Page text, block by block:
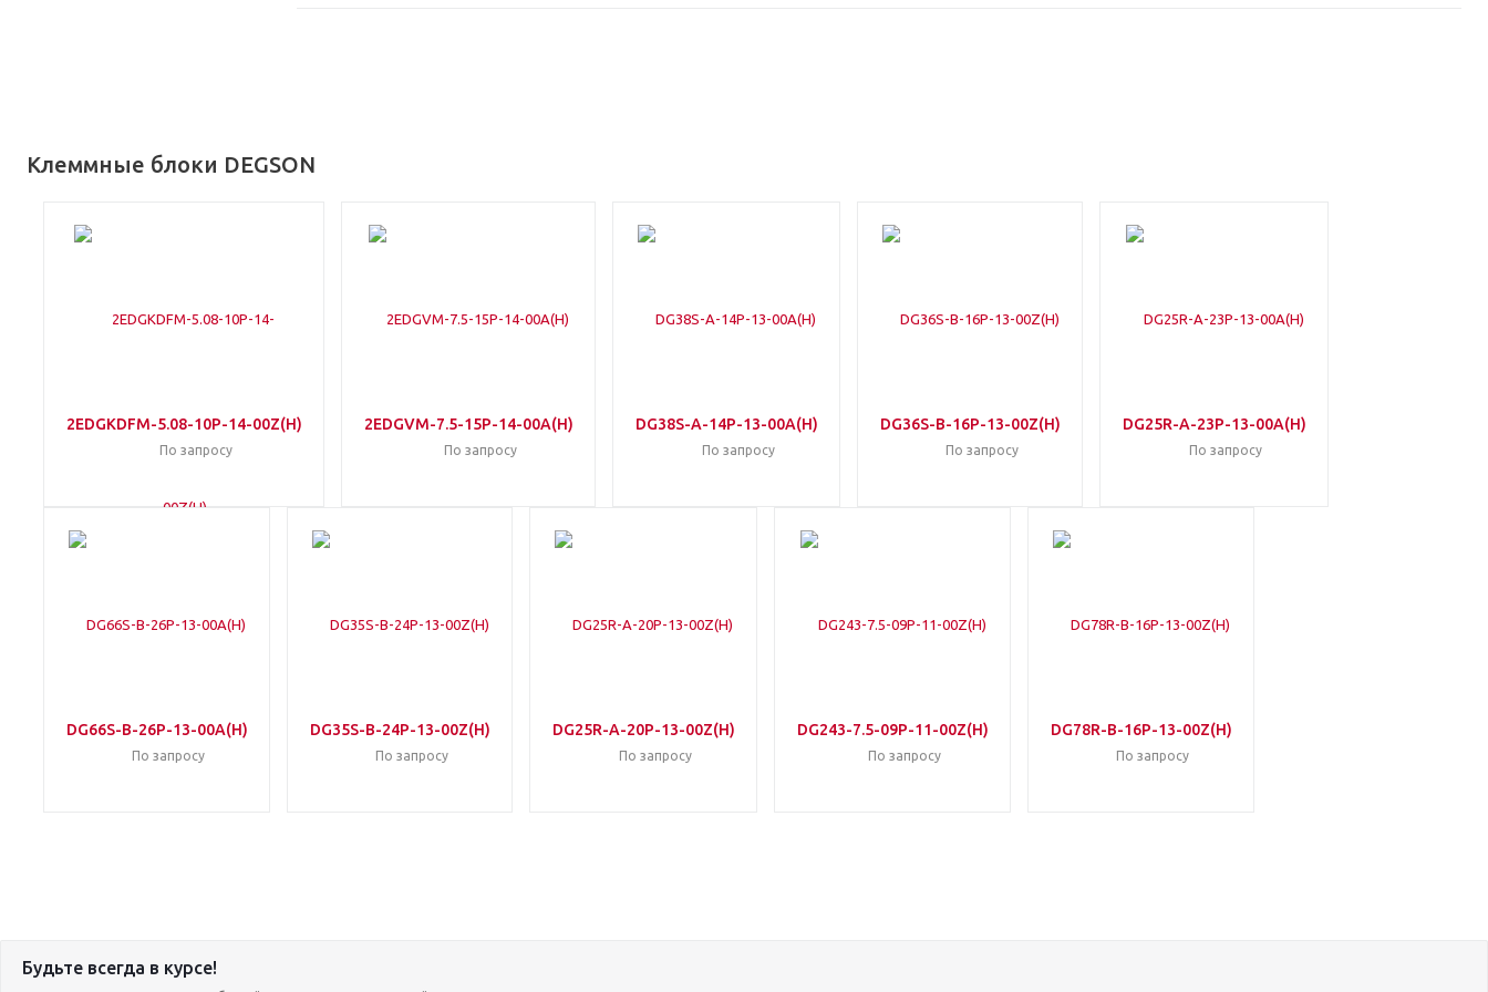
Клеммные блоки DEGSON
2EDGKDFM-5.08-10P-14-00Z(H)
По запросу
2EDGVM-7.5-15P-14-00A(H)
По запросу
DG38S-A-14P-13-00A(H)
По запросу
DG36S-B-16P-13-00Z(H)
По запросу
DG25R-A-23P-13-00A(H)
По запросу
DG66S-B-26P-13-00A(H)
По запросу
DG35S-B-24P-13-00Z(H)
По запросу
DG25R-A-20P-13-00Z(H)
По запросу
DG243-7.5-09P-11-00Z(H)
По запросу
DG78R-B-16P-13-00Z(H)
По запросу
Будьте всегда в курсе!